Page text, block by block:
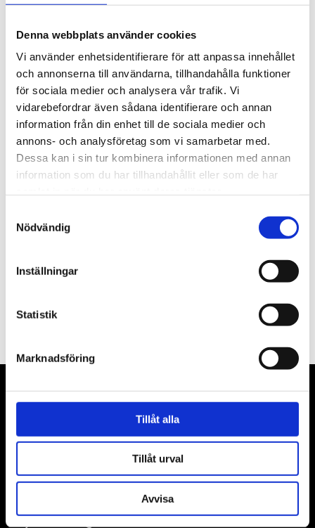
Denna webbplats använder cookies
Vi använder enhetsidentifierare för att anpassa innehållet
och annonserna till användarna, tillhandahålla funktioner
för sociala medier och analysera vår trafik. Vi
vidarebefordrar även sådana identifierare och annan
information från din enhet till de sociala medier och
annons- och analysföretag som vi samarbetar med.
Dessa kan i sin tur kombinera informationen med annan
information som du har tillhandahållit eller som de har
Nödvändig
Inställningar
Statistik
Marknadsföring
Tillåt alla
Tillåt urval
Avvisa
1 480 kr
st Lägg i varukorgen
Finns i lager
Beskrivning
Om varumärket
Filer
WER-agenturer AB
Adress: Elementvägen 7, 702 27 Örebro
Undrar du över något?